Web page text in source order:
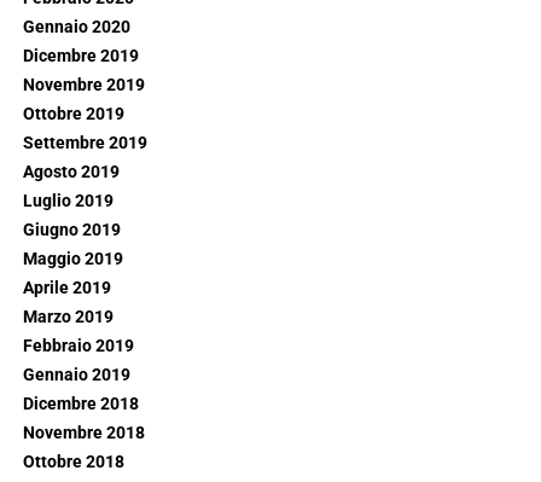
Gennaio 2020
Dicembre 2019
Novembre 2019
Ottobre 2019
Settembre 2019
Agosto 2019
Luglio 2019
Giugno 2019
Maggio 2019
Aprile 2019
Marzo 2019
Febbraio 2019
Gennaio 2019
Dicembre 2018
Novembre 2018
Ottobre 2018